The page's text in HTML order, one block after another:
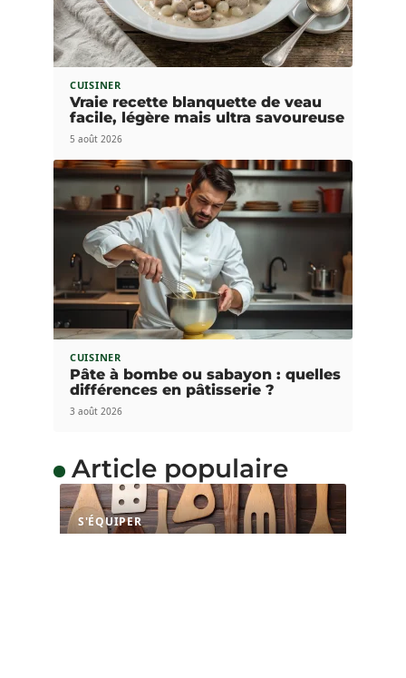
CUISINER
Vraie recette blanquette de veau
facile, légère mais ultra savoureuse
5 août 2026
CUISINER
Pâte à bombe ou sabayon : quelles
différences en pâtisserie ?
3 août 2026
Article populaire
S'ÉQUIPER